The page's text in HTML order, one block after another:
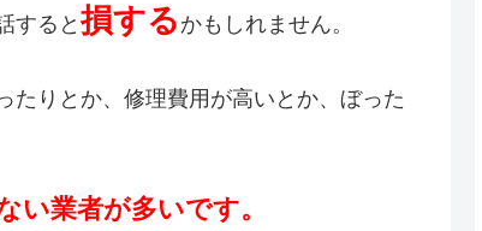
すると損する かもしれません。
たりとか、修理費用が高いとか、ぼった
い業者が多いです。